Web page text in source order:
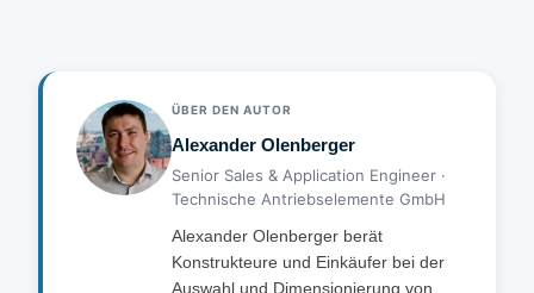
übertragen dauerhaft berührungslos und begrenzen
das Drehmoment bei Überlast selbsttätig – ohne
Steuerenergie und ohne Verschleiß.
ÜBER DEN AUTOR
Alexander Olenberger
Senior Sales & Application Engineer ·
Technische Antriebselemente GmbH
Alexander Olenberger berät
Konstrukteure und Einkäufer bei der
Auswahl und Dimensionierung von